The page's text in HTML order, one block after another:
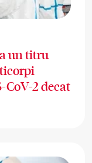
un titru
CoV-2 decat